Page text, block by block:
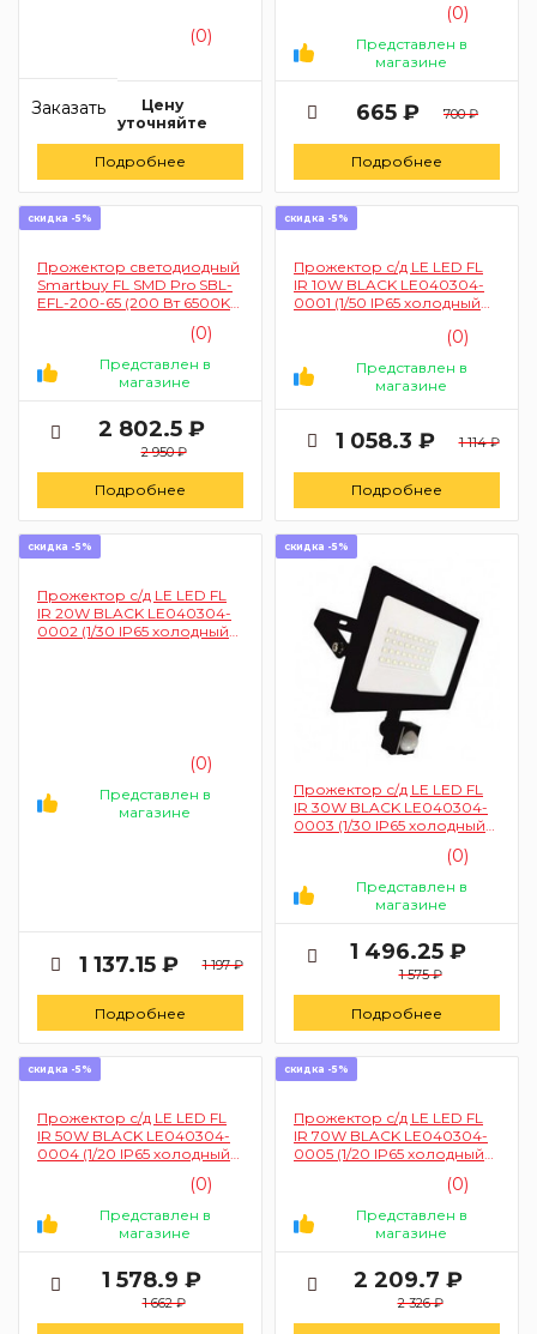
(0)
Цену
уточняйте
Заказать
Подробнее
(0)
Представлен в
магазине
665 ₽ 700 ₽
Подробнее
скидка -5%
Прожектор светодиодный
Smartbuy FL SMD Pro SBL-
EFL-200-65 (200 Вт 6500K
(0)
Представлен в
магазине
2 802.5 ₽
2 950 ₽
Подробнее
скидка -5%
Прожектор с/д LE LED FL
IR 10W BLACK LE040304-
0001 (1/50 IP65 холодный
(0)
Представлен в
магазине
1 058.3 ₽ 1 114 ₽
Подробнее
скидка -5%
Прожектор с/д LE LED FL
IR 20W BLACK LE040304-
0002 (1/30 IP65 холодный
(0)
Представлен в
магазине
1 137.15 ₽ 1 197 ₽
Подробнее
скидка -5%
Прожектор с/д LE LED FL
IR 30W BLACK LE040304-
0003 (1/30 IP65 холодный
(0)
Представлен в
магазине
1 496.25 ₽
1 575 ₽
Подробнее
скидка -5%
Прожектор с/д LE LED FL
IR 50W BLACK LE040304-
0004 (1/20 IP65 холодный
(0)
Представлен в
магазине
1 578.9 ₽
1 662 ₽
скидка -5%
Прожектор с/д LE LED FL
IR 70W BLACK LE040304-
0005 (1/20 IP65 холодный
(0)
Представлен в
магазине
2 209.7 ₽
2 326 ₽